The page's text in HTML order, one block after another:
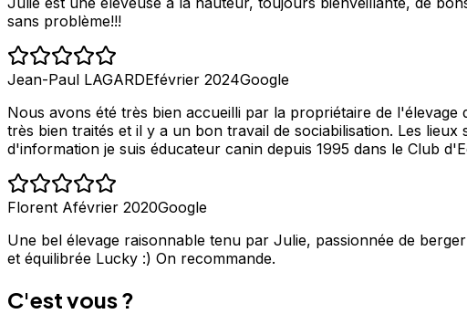
sans problème!!!
Jean-Paul LAGARDEfévrier 2024Google
Nous avons été très bien accueilli par la propriétaire de
très bien traités et il y a un bon travail de sociabilisation. Les
d'information je suis éducateur canin depuis 1995 dans le Club
Florent Afévrier 2020Google
Une bel élevage raisonnable tenu par Julie, passionnée de
et équilibrée Lucky :) On recommande.
C'est vous ?